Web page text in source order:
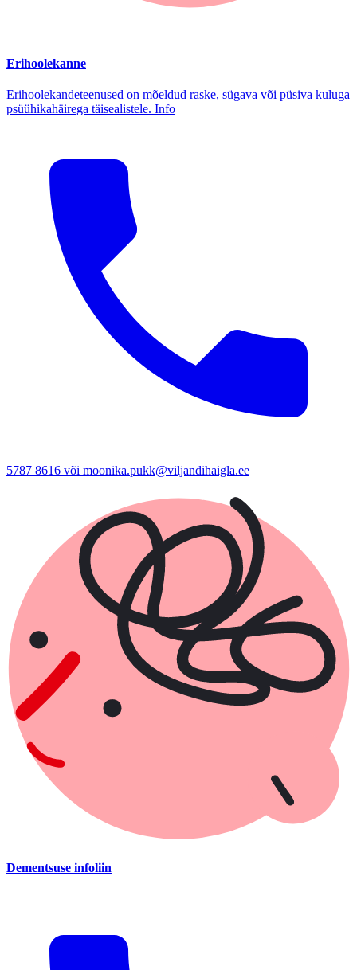
Erihoolekanne
Erihoolekandeteenused on mõeldud raske, sügava või püsiva kuluga
psüühikahäirega täisealistele. Info
5787 8616 või moonika.pukk@viljandihaigla.ee
Dementsuse infoliin